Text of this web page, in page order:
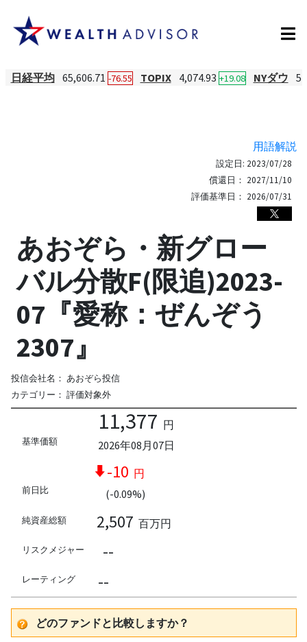
日経平均 65,606.71 -76.55 TOPIX 4,074.93 +19.08 NYダウ
用語解説
設定日: 2023/07/28
償還日： 2027/11/10
評価基準日： 2026/07/31
あおぞら・新グロー
バル分散F(限追)2023-
07『愛称：ぜんぞう
2307』
投信会社名： あおぞら投信
カテゴリー： 評価対象外
基準価額
11,377 円
2026年08月07日
前日比
-10 円
(-0.09%)
純資産総額 2,507 百万円
リスクメジャー --
レーティング --
どのファンドと比較しますか？